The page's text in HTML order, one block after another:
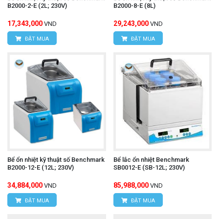
Để mua được
MaXircu™ CR-30
chính hãng hãy liên hệ trực tiếp
CÔNG TY TNHH THIẾT BỊ VÀ
CÔNG NGHỆ HÙNG NGUYÊN
Địa chỉ:Số nhà 15, ngõ 85, Tân Xuân, Phường
Đông Ngạc, TP. Hà Nội
Văn phòng giao dịch:
Số nhà 20D, ngõ 16/28
B2000-2-E (2L; 230V)
17,343,000 VND
ĐẶT MUA
B2000-8-E (8L)
29,243,000 VND
ĐẶT MUA
Bể ổn nhiệt kỹ thuật số Benchmark
B2000-12-E (12L; 230V)
34,884,000 VND
ĐẶT MUA
Bể lắc ổn nhiệt Benchmark
SB0012-E (SB-12L; 230V)
85,988,000 VND
ĐẶT MUA